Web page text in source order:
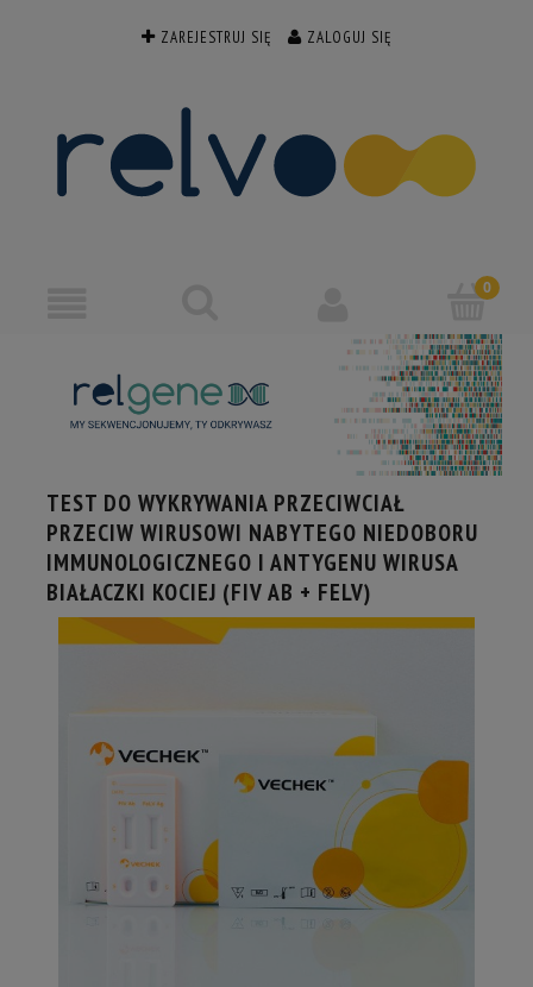
ZAREJESTRUJ SIĘ ZALOGUJ SIĘ
TEST DO WYKRYWANIA PRZECIWCIAŁ
PRZECIW WIRUSOWI NABYTEGO NIEDOBORU
IMMUNOLOGICZNEGO I ANTYGENU WIRUSA
BIAŁACZKI KOCIEJ (FIV AB + FELV)